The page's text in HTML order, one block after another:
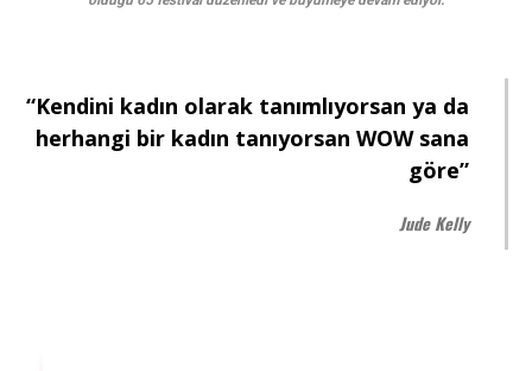
“Kendini kadın olarak tanımlıyorsan ya da
herhangi bir kadın tanıyorsan WOW sana
göre”
Jude Kelly